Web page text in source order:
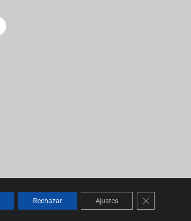
Rechazar Ajustes Cerrar el